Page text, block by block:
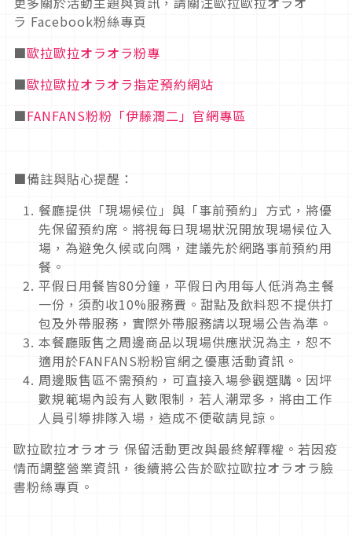
ラ Facebook粉絲專頁
■歐拉歐拉オラオラ粉專
■歐拉歐拉オラオラ指定預約網站
■FANFANS粉粉「伊藤潤二」官網專區
■備註與貼心提醒：
餐廳提供「現場候位」與「事前預約」方式，將優
先保留預約席。將視每日現場狀況開放現場候位入
場，為避免久候或向隅，建議先於網路事前預約用
餐。
平假日用餐皆80分鐘，平假日內用每人低消為主餐
一份，須酌收10%服務費。甜點及飲料恕不提供打
包及外帶服務，實際外帶服務請以現場公告為準。
本餐廳販售之周邊商品以現場供應狀況為主，恕不
適用於FANFANS粉粉官網之優惠活動資訊。
周邊販售區不需預約，可直接入場參觀選購。因坪
數規範場內設有人數限制，若人潮眾多，將由工作
人員引導排隊入場，造成不便敬請見諒 。
歐拉歐拉オラオラ 保留活動更改與最終解釋權。若因疫
情而調整營業資訊，後續將公告於歐拉歐拉オラオラ臉
書粉絲專頁。